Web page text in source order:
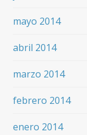
mayo 2014
abril 2014
marzo 2014
febrero 2014
enero 2014